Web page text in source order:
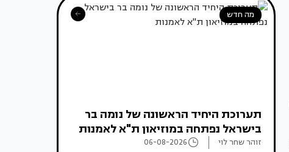
מה חדש
תערוכת היחיד הראשונה של נומה בר
בישראל נפתחה במוזיאון ת"א לאמנות
זוהר שחר לוי 06-08-2026